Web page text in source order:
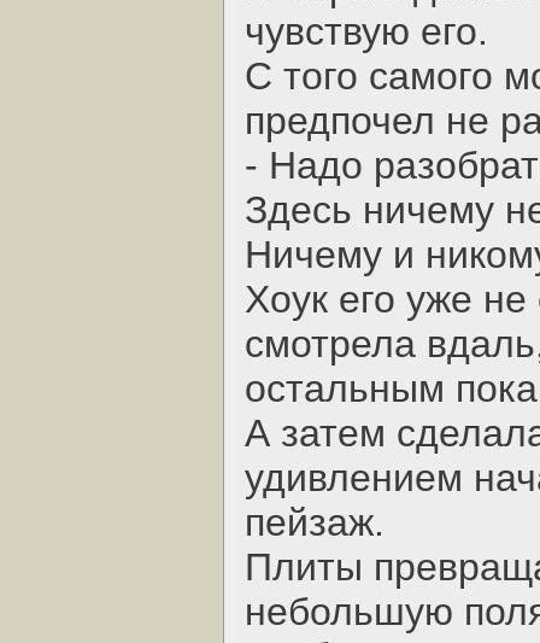
чувствую его.
С того самого
предпочел не
- Надо
Здесь ничему
Ничему и
Хоук его уже
смотрела
остальным
А затем
удивлением
пейзаж.
Плиты
небольшую